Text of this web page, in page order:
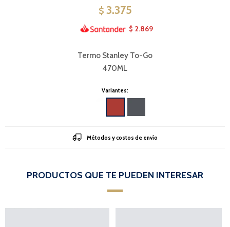
$ 3.375
$ 2.869
Termo Stanley To-Go
470ML
Variantes:
Métodos y costos de envío
PRODUCTOS QUE TE PUEDEN INTERESAR